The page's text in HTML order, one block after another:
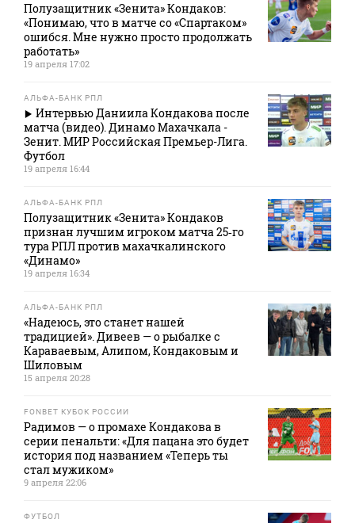
Полузащитник «Зенита» Кондаков:
«Понимаю, что в матче со «Спартаком»
ошибся. Мне нужно просто продолжать
работать»
19 апреля 17:02
АЛЬФА-БАНК РПЛ
Интервью Даниила Кондакова после
матча (видео). Динамо Махачкала -
Зенит. МИР Российская Премьер-Лига.
Футбол
19 апреля 16:44
АЛЬФА-БАНК РПЛ
Полузащитник «Зенита» Кондаков
признан лучшим игроком матча 25‑го
тура РПЛ против махачкалинского
«Динамо»
19 апреля 16:34
АЛЬФА-БАНК РПЛ
«Надеюсь, это станет нашей
традицией». Дивеев — о рыбалке с
Караваевым, Алипом, Кондаковым и
Шиловым
15 апреля 20:28
FONBET КУБОК РОССИИ
Радимов — о промахе Кондакова в
серии пенальти: «Для пацана это будет
история под названием «Теперь ты
стал мужиком»
9 апреля 22:06
ФУТБОЛ